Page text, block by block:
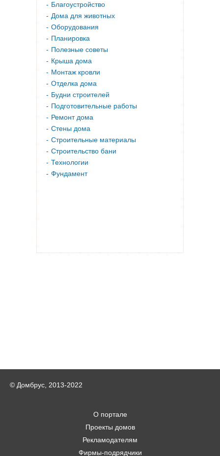
Благоустройство
Дома для животных
Оборудования
Планировка
Полезные советы
Крыша дома
Монтаж кровли
Отделка дома
Будни строителей
Подготовительные работы
Ремонт дома
Стены дома
Строительные материалы
Строительство бани
Технологии
Фундамент
© Домбрус, 2013-2022
О портале
Проекты домов
Рекламодателям
Фирмы-подрядчики